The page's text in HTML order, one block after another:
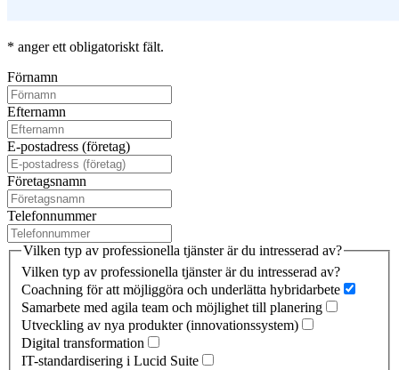
* anger ett obligatoriskt fält.
Förnamn
Efternamn
E-postadress (företag)
Företagsnamn
Telefonnummer
Vilken typ av professionella tjänster är du intresserad av?
Vilken typ av professionella tjänster är du intresserad av?
Coachning för att möjliggöra och underlätta hybridarbete
Samarbete med agila team och möjlighet till planering
Utveckling av nya produkter (innovationssystem)
Digital transformation
IT-standardisering i Lucid Suite